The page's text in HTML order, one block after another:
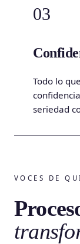
03
Todo lo
seriedad
VOCES DE